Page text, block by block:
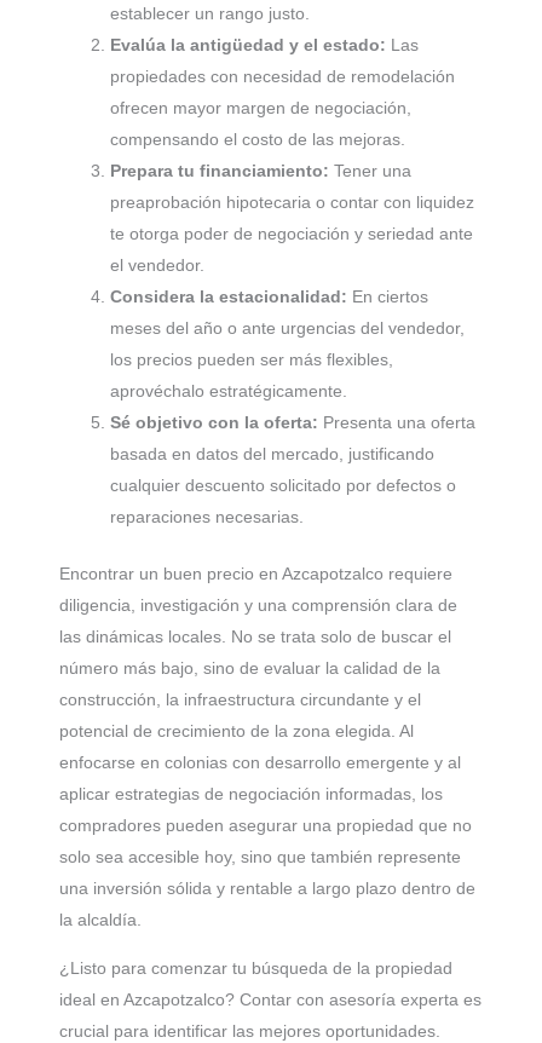
establecer un rango justo.
Evalúa la antigüedad y el estado: Las
propiedades con necesidad de remodelación
ofrecen mayor margen de negociación,
compensando el costo de las mejoras.
Prepara tu financiamiento: Tener una
preaprobación hipotecaria o contar con liquidez
te otorga poder de negociación y seriedad ante
el vendedor.
Considera la estacionalidad: En ciertos
meses del año o ante urgencias del vendedor,
los precios pueden ser más flexibles,
aprovéchalo estratégicamente.
Sé objetivo con la oferta: Presenta una oferta
basada en datos del mercado, justificando
cualquier descuento solicitado por defectos o
reparaciones necesarias.
Encontrar un buen precio en Azcapotzalco requiere
diligencia, investigación y una comprensión clara de
las dinámicas locales. No se trata solo de buscar el
número más bajo, sino de evaluar la calidad de la
construcción, la infraestructura circundante y el
potencial de crecimiento de la zona elegida. Al
enfocarse en colonias con desarrollo emergente y al
aplicar estrategias de negociación informadas, los
compradores pueden asegurar una propiedad que no
solo sea accesible hoy, sino que también represente
una inversión sólida y rentable a largo plazo dentro de
la alcaldía.
¿Listo para comenzar tu búsqueda de la propiedad
ideal en Azcapotzalco? Contar con asesoría experta es
crucial para identificar las mejores oportunidades.